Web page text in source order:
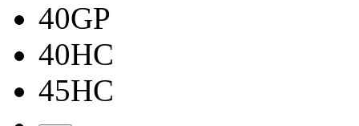
40GP
40HC
45HC